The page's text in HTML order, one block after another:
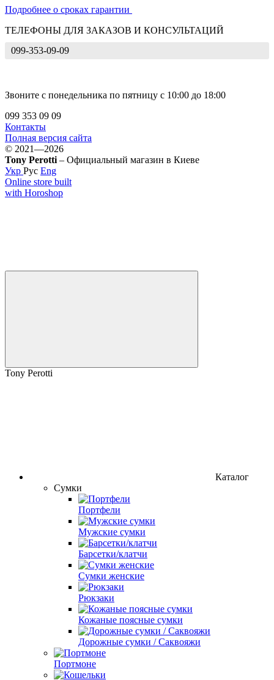
Подробнее о сроках гарантии
ТЕЛЕФОНЫ ДЛЯ ЗАКАЗОВ И КОНСУЛЬТАЦИЙ
099-353-09-09
Звоните с понедельника по пятницу с 10:00 до 18:00
099 353 09 09
Контакты
Полная версия сайта
© 2021—2026
Tony Perotti – Официальный магазин в Киеве
Укр Рус Eng
Online store built
with Horoshop
Tony Perotti
Каталог
Сумки
Портфели
Мужские сумки
Барсетки/клатчи
Сумки женские
Рюкзаки
Кожаные поясные сумки
Дорожные сумки / Саквояжи
Портмоне